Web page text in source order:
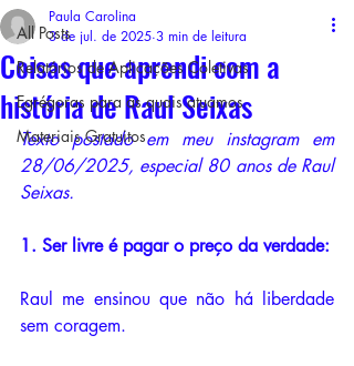
All Posts
Relatórios de Aplicações Coletivas
Egrégoras para as quais atuamos
Materiais Gratuitos
Coisas que aprendi com a
história de Raul Seixas
Paula Carolina
3 de jul. de 2025 3 min de leitura
Texto postado em meu instagram em
28/06/2025, especial 80 anos de Raul
Seixas.
1. Ser livre é pagar o preço da verdade:
Raul me ensinou que não há liberdade
sem coragem.